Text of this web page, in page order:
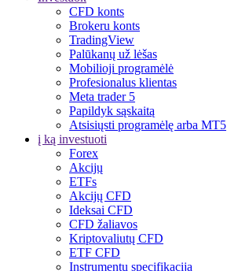
CFD konts
Brokeru konts
TradingView
Palūkanų už lėšas
Mobilioji programėlė
Profesionalus klientas
Meta trader 5
Papildyk sąskaitą
Atsisiųsti programėlę arba MT5
į ką investuoti
Forex
Akcijų
ETFs
Akcijų CFD
Ideksai CFD
CFD žaliavos
Kriptovaliutų CFD
ETF CFD
Instrumentų specifikacija